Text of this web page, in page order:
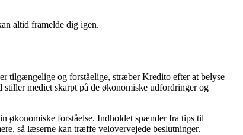
altid framelde dig igen.
tilgængelige og forståelige, stræber Kredito efter at belyse
mediet skarpt på de økonomiske udfordringer og
økonomiske forståelse. Indholdet spænder fra tips til
så læserne kan træffe velovervejede beslutninger.